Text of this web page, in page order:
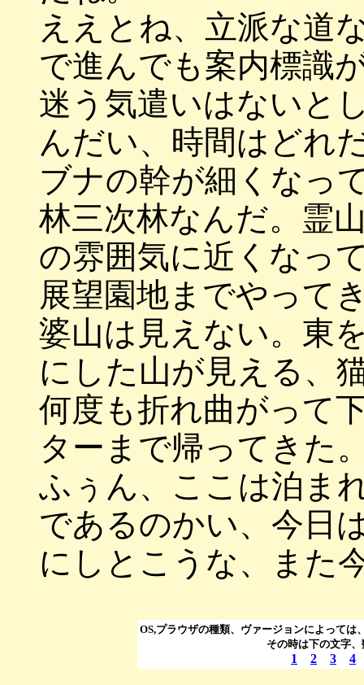
ええとね、立派な道
で進んでも案内標識
迷う気遣いはないと
んだい、時間はどれ
ブナの幹が細くなっ
林三次林なんだ。霊
の雰囲気に近くなっ
展望園地までやって
婆山は見えない。東
にした山が見える、
何度も折れ曲がって
ターまで帰ってきた
ふぅん、ここは泊ま
であるのかい、今日
にしとこうな、また
OS,プラウザの種類、ヴァージョンによっては
その時は下の文字
1 2 3 4